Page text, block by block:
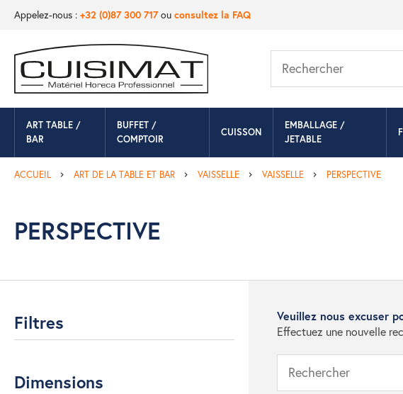
Appelez-nous : +32 (0)87 300 717ou consultez la FAQ
ART TABLE /
BAR
BUFFET /
COMPTOIR
CUISSON
EMBALLAGE /
JETABLE
ACCUEIL ART DE LA TABLE ET BAR VAISSELLE VAISSELLE PERSPECTIVE
PERSPECTIVE
Filtres
Dimensions
Veuillez nous excuser
Effectuez une nouvelle